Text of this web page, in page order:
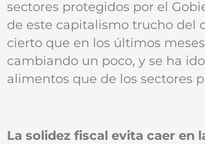
sectores protegidos por el
de este capitalismo trucho del
cierto que en los últimos
cambiando un poco, y se ha
alimentos que de los sectores
La solidez fiscal evita caer en